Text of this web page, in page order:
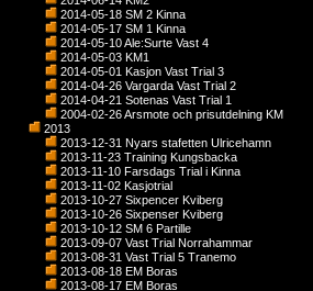
2014-05-18 SM 2 Kinna
2014-05-17 SM 1 Kinna
2014-05-10 Ale:Surte Vast 4
2014-05-03 KM1
2014-05-01 Kasjon Vast Trial 3
2014-04-26 Vargarda Vast Trial 2
2014-04-21 Sotenas Vast Trial 1
2004-02-26 Arsmote och prisutdelning KM
2013
2013-12-31 Nyars stafetten Ulricehamn
2013-11-23 Training Kungsbacka
2013-11-10 Farsdags Trial i Kinna
2013-11-02 Kasjotrial
2013-10-27 Sixpencer Kviberg
2013-10-26 Sixpenser Kviberg
2013-10-12 SM 6 Partille
2013-09-07 Vast Trial Norrahammar
2013-08-31 Vast Trial 5 Tranemo
2013-08-18 EM Boras
2013-08-17 EM Boras